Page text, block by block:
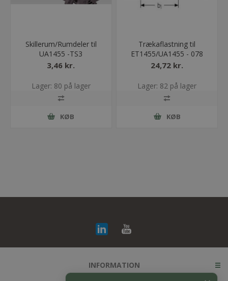
Skillerum/Rumdeler til
UA1455 -TS3
3,46 kr.
Lager: 80 på lager
KØB
Trækaflastning til
ET1455/UA1455 - 078
24,72 kr.
Lager: 82 på lager
KØB
INFORMATION